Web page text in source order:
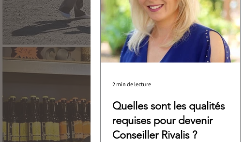
Quelles sont les qualités
requises pour devenir
Conseiller Rivalis ?
2 min de lecture